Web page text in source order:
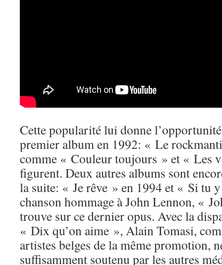
Cette popularité lui donne
premier album en 1992: « Le
comme « Couleur toujours » et « Les
figurent. Deux autres albums sont
la suite: « Je rêve » en 1994 et « Si tu
chanson hommage à John Lennon, «
trouve sur ce dernier opus. Avec la
« Dix qu’on aime », Alain Tomasi,
artistes belges de la même promotion,
suffisamment soutenu par les autres